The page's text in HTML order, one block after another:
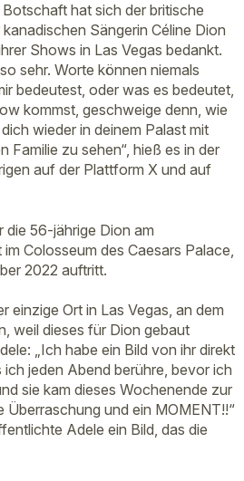
hat sich der britische
Sängerin Céline Dion
Shows in Las Vegas bedankt.
sehr. Worte können niemals
bedeutest, oder was es bedeutet,
kommst, geschweige denn, wie
wieder in deinem Palast mit
Familie zu sehen“, hieß es in der
auf der Plattform X und auf
56-jährige Dion am
Colosseum des Caesars Palace,
2022 auftritt.
einzige Ort in Las Vegas, an dem
weil dieses für Dion gebaut
„Ich habe ein Bild von ihr direkt
jeden Abend berühre, bevor ich
sie kam dieses Wochenende zur
Überraschung und ein MOMENT!!“
Adele ein Bild, das die